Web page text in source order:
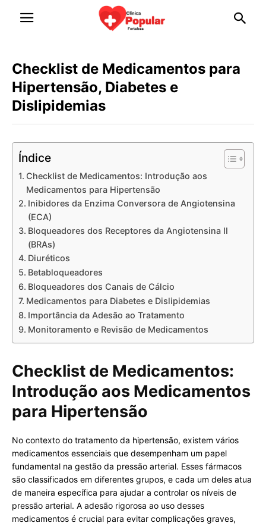
Checklist de Medicamentos para
Hipertensão, Diabetes e
Dislipidemias
Índice
Checklist de Medicamentos: Introdução aos
Medicamentos para Hipertensão
Inibidores da Enzima Conversora de Angiotensina
(ECA)
Bloqueadores dos Receptores da Angiotensina II
(BRAs)
Diuréticos
Betabloqueadores
Bloqueadores dos Canais de Cálcio
Medicamentos para Diabetes e Dislipidemias
Importância da Adesão ao Tratamento
Monitoramento e Revisão de Medicamentos
Checklist de Medicamentos:
Introdução aos Medicamentos
para Hipertensão
No contexto do tratamento da hipertensão, existem vários
medicamentos essenciais que desempenham um papel
fundamental na gestão da pressão arterial. Esses fármacos
são classificados em diferentes grupos, e cada um deles atua
de maneira específica para ajudar a controlar os níveis de
pressão arterial. A adesão rigorosa ao uso desses
medicamentos é crucial para evitar complicações graves,